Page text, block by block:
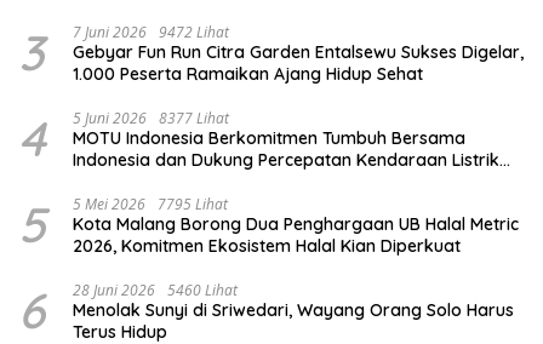
3 7 Juni 2026 9472 Lihat
Gebyar Fun Run Citra Garden Entalsewu Sukses Digelar,
1.000 Peserta Ramaikan Ajang Hidup Sehat
4 5 Juni 2026 8377 Lihat
MOTU Indonesia Berkomitmen Tumbuh Bersama
Indonesia dan Dukung Percepatan Kendaraan Listrik
5 5 Mei 2026 7795 Lihat
Kota Malang Borong Dua Penghargaan UB Halal Metric
2026, Komitmen Ekosistem Halal Kian Diperkuat
6 28 Juni 2026 5460 Lihat
Menolak Sunyi di Sriwedari, Wayang Orang Solo Harus
Terus Hidup